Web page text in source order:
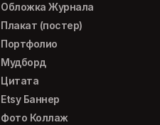
Обложка Журнала
Плакат (постер)
Портфолио
Мудборд
Цитата
Etsy Баннер
Фото Коллаж